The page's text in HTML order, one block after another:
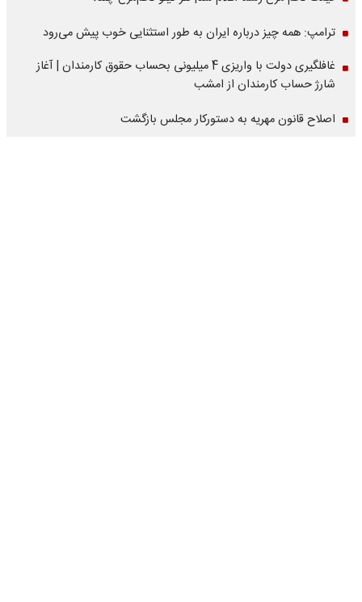
ترامپ: همه چیز درباره ایران به طور استثنایی خوب پیش می‌رود
غافلگیری دولت با واریزی 4 میلیونی بحساب حقوق کارمندان | آغاز
شارژ حساب کارمندان از امشب
اصلاح قانون مهریه به دستورکار مجلس بازگشت